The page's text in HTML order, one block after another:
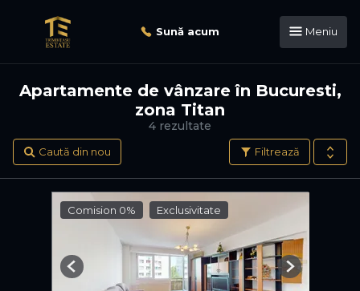
Sună acum Meniu
4 rezultate
Apartamente de vânzare în Bucuresti,
zona Titan
Filtrează
Caută din nou
Comision 0% Exclusivitate
Previous Next